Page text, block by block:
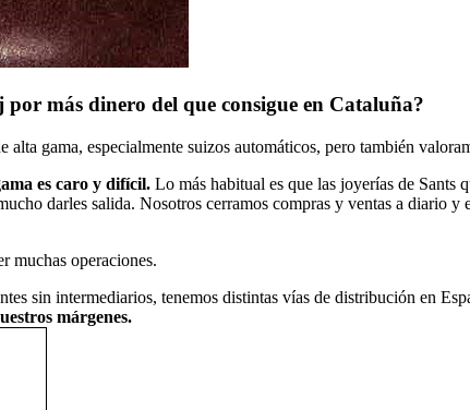
por más dinero del que consigue en Cataluña?
gama, especialmente suizos automáticos, pero también
es caro y difícil. Lo más habitual es que las joyerías de Sants
darles salida. Nosotros cerramos compras y ventas a diario
muchas operaciones.
sin intermediarios, tenemos distintas vías de distribución en
márgenes.